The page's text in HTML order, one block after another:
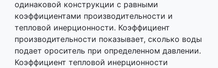
одинаковой конструкции с равными
коэффициентами производительности и
тепловой инерционности. Коэффициент
производительности показывает, сколько воды
подает ороситель при определенном давлении.
Коэффициент тепловой инерционности